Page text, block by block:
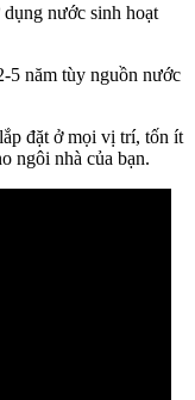
nước sinh hoạt
5 năm tùy nguồn nước
đặt ở mọi vị trí, tốn ít
ngôi nhà của bạn.